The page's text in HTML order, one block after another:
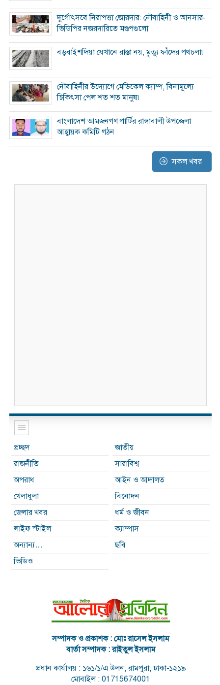
দুর্গোৎসবে নিরাপত্তা জোরদার: নৌবাহিনী ও আনসার-
ভিডিপির নজরদারিতে মণ্ডপগুলো
বড়বাইশদিয়া যেখানে রাস্তা নয়, মৃত্যু ফাঁদের পথচলা৷
নৌবাহিনীর উদ্যোগে মেডিকেল ক্যাম্প, বিনামূল্যে
চিকিৎসা পেল শত শত মানুষ৷
বাংলাদেশ আমজনগণ পার্টির রাঙ্গাবালী উপজেলা
আহ্বায়ক কমিটি গঠন
সকল খবর
প্রচ্ছদ
জাতীয়
রাজনীতি
সারাবিশ্ব
অপরাধ
আইন ও আদালত
খেলাধুলা
বিনোদন
জেলার খবর
ধর্ম ও জীবন
লাইফ স্টাইল
ক্যাম্পাস
অন্যান্য…
ছবি
ভিডিও
সম্পাদক ও প্রকাশক : মোঃ রাসেল ইসলাম
বার্তা সম্পাদক : রাইতুল ইসলাম
প্রধান কার্যালয় : ১৬১/১/এ উলন, রামপুরা, ঢাকা-১২১৯
মোবাইল : 01715674001